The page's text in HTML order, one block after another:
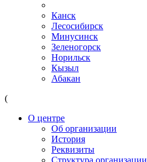
Канск
Лесосибирск
Минусинск
Зеленогорск
Норильск
Кызыл
Абакан
(
О центре
Об организации
История
Реквизиты
Структура организации